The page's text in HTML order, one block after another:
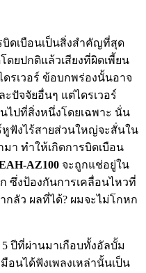
ดเบือนเป็นสิ่งสำคัญที่สุด
ดยปกติแล้วเสียงที่ผิดเพี้ยน
รเวอร์ ข้อบกพร่องนั้นอาจ
ปัจจัยอื่นๆ แต่ไดรเวอร์
น้นไปที่สิ่งหนึ่งโดยเฉพาะ นั่น
ฟังไร้สายส่วนใหญ่จะสั่นใน
า ทำให้เกิดการบิดเบือน
AZ100 จะถูกแช่อยู่ใน
ซึ่งป้องกันการเคลื่อนไหวที่
กลัว ผลที่ได้? ผมจะไม่โกหก
ปีที่ผ่านมาเกือบทั้งอัลบั้ม
มือนได้ฟังเพลงเหล่านั้นเป็น